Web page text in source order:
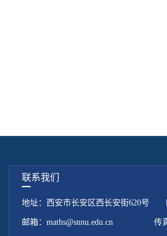
联系我们
地址：西安市长安区西长安街620号
邮箱：maths@snnu.edu.cn 传真